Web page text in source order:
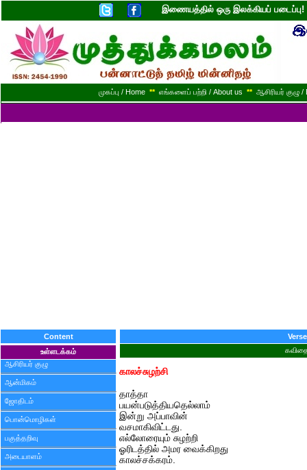
இணையத்தில் ஒரு இலக்கியப்
முகப்பு / Home ** எங்களைப் பற்றி / About us ** ஆசிரியர் குழு
Content
உள்ளடக்கம்
ஆசிரியர் குழு
ஆன்மிகம்
ஜோதிடம்
பொன்மொழிகள்
பகுத்தறிவு
அடையாளம்
Verse
காலச்சுழற்சி
தாத்தா
பயன்படுத்தியதெல்லாம்
இன்று அப்பாவின்
வசமாகிவிட்டது.
எல்லோரையும் சுழற்றி
ஓரிடத்தில் அமர வைக்கிறது
காலச்சக்கரம்.